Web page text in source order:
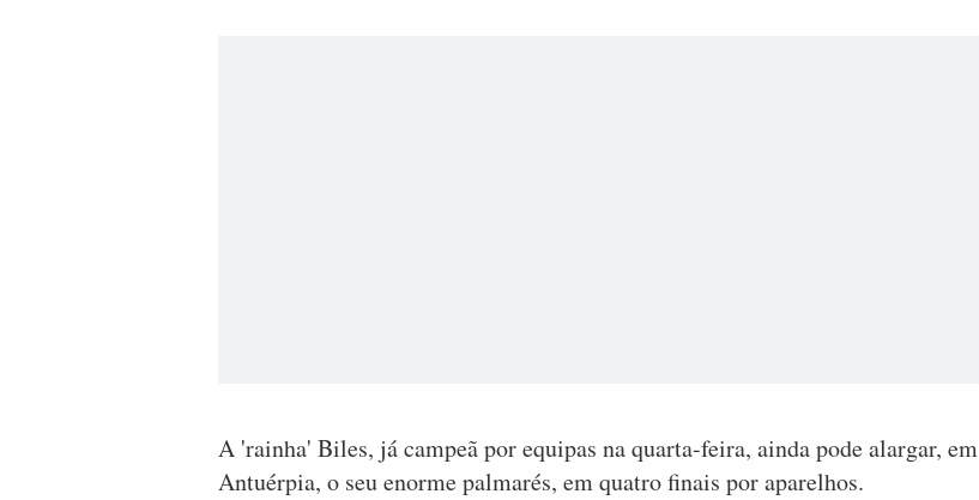
A 'rainha' Biles, já campeã por equipas na quarta-feira, ainda pode alargar, em
Antuérpia, o seu enorme palmarés, em quatro finais por aparelhos.